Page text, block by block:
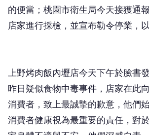
的便當；桃園市衛生局今天接獲通
店家進行採檢，並宣布勒令停業，
上野烤肉飯內壢店今天下午於臉書
昨日疑似食物中毒事件，店家在此
消費者，致上最誠摯的歉意，他們
消費者健康視為最重要的責任，對